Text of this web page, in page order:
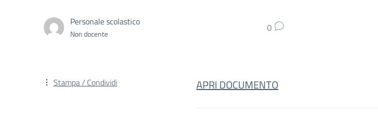
Personale scolastico
Non docente 0
APRI DOCUMENTO
Stampa / Condividi